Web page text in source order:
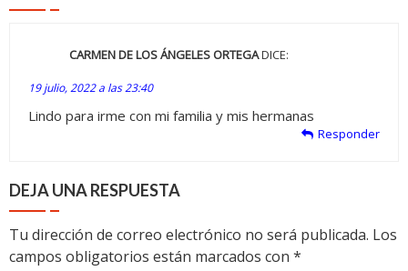
CARMEN DE LOS ÁNGELES ORTEGADICE:
19 julio, 2022 a las 23:40
Lindo para irme con mi familia y mis hermanas
Responder
DEJA UNA RESPUESTA
Tu dirección de correo electrónico no será publicada. Los
campos obligatorios están marcados con *